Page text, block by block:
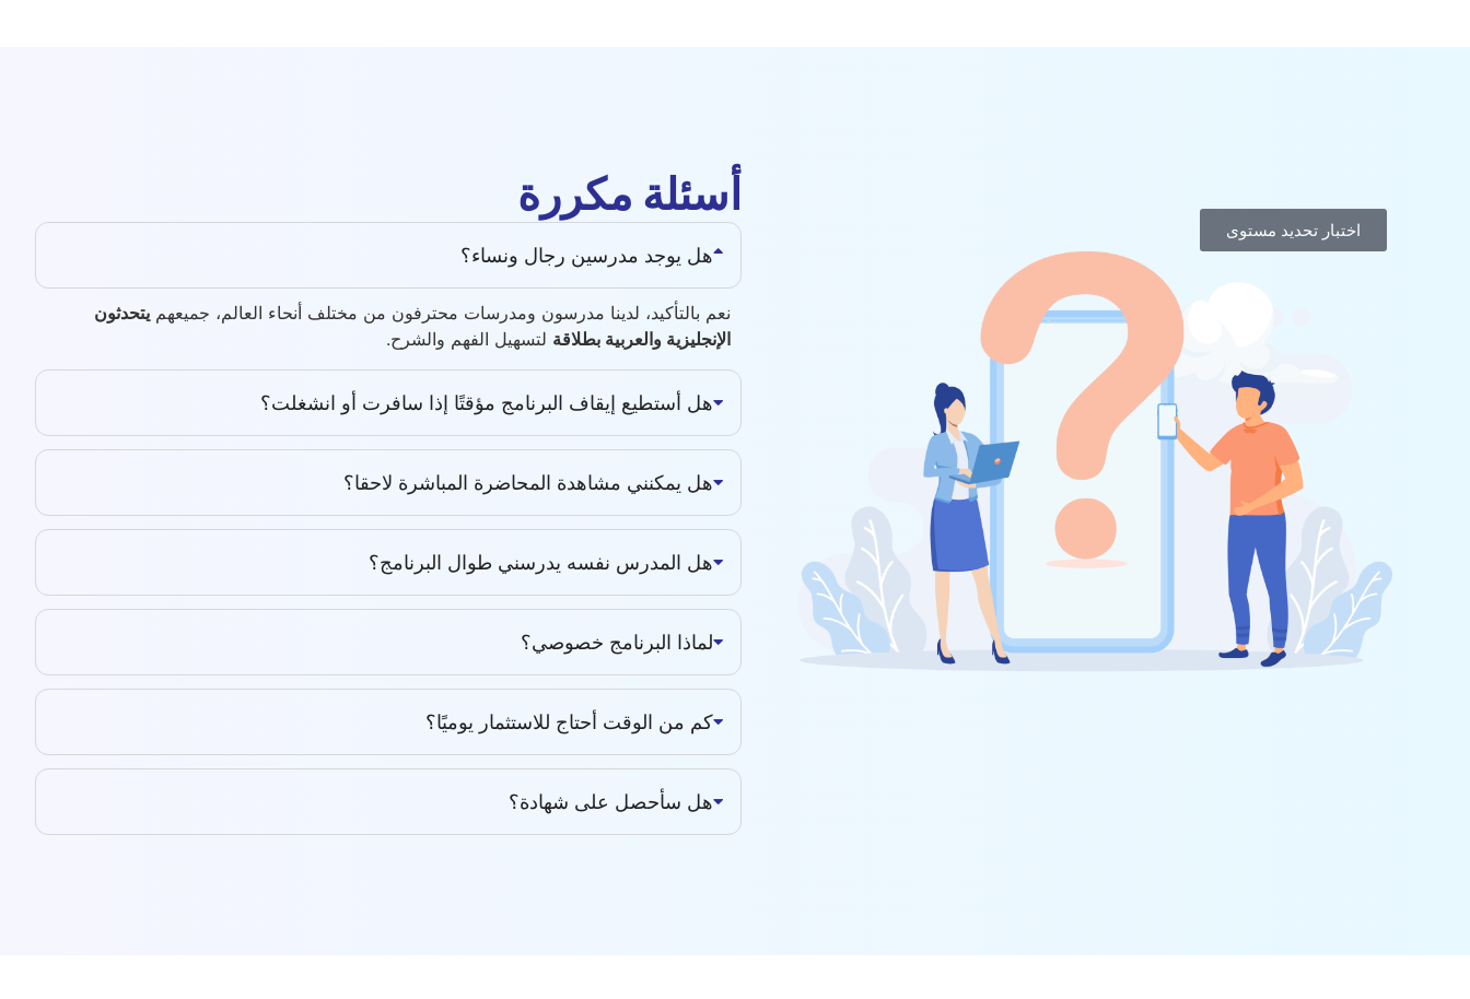
اختبار تحديد مستوى
أسئلة مكررة
هل يوجد مدرسين رجال ونساء؟
نعم بالتأكيد، لدينا مدرسون ومدرسات محترفون من مختلف أنحاء العالم، جميعهم يتحدثون
الإنجليزية والعربية بطلاقة لتسهيل الفهم والشرح.
هل أستطيع إيقاف البرنامج مؤقتًا إذا سافرت أو انشغلت؟
هل يمكنني مشاهدة المحاضرة المباشرة لاحقا؟
هل المدرس نفسه يدرسني طوال البرنامج؟
لماذا البرنامج خصوصي؟
كم من الوقت أحتاج للاستثمار يوميًا؟
هل سأحصل على شهادة؟